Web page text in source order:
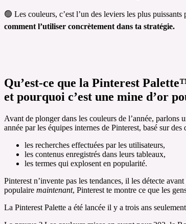
🟢 Les couleurs, c’est l’un des leviers les plus
comment l’utiliser concrètement dans ta stratégie.
Qu’est-ce que la Pinterest
et pourquoi c’est une mine d’or
Avant de plonger dans les couleurs de l’année, parlons
année par les équipes internes de Pinterest, basé sur des
les recherches effectuées par les utilisateurs,
les contenus enregistrés dans leurs tableaux,
les termes qui explosent en popularité.
Pinterest n’invente pas les tendances, il les détecte
populaire maintenant, Pinterest te montre ce que les
La Pinterest Palette a été lancée il y a trois ans